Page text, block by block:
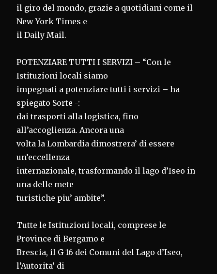
il giro del mondo, grazie a quotidiani come il
New York Times e
il Daily Mail.
POTENZIARE TUTTI I SERVIZI – “Con le
Istituzioni locali siamo
impegnati a potenziare tutti i servizi – ha
spiegato Sorte -:
dai trasporti alla logistica, fino
all’accoglienza. Ancora una
volta la Lombardia dimostrera’ di essere
un’eccellenza
internazionale, trasformando il lago d’Iseo in
una delle mete
turistiche piu’ ambite”.
Tutte le Istituzioni locali, comprese le
Province di Bergamo e
Brescia, il G 16 dei Comuni del Lago d’Iseo,
l’Autorita’ di